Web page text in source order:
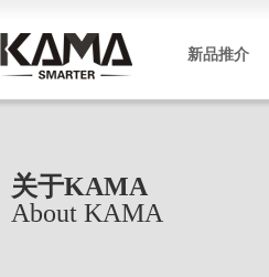
新品推介
关于KAMA
About KAMA